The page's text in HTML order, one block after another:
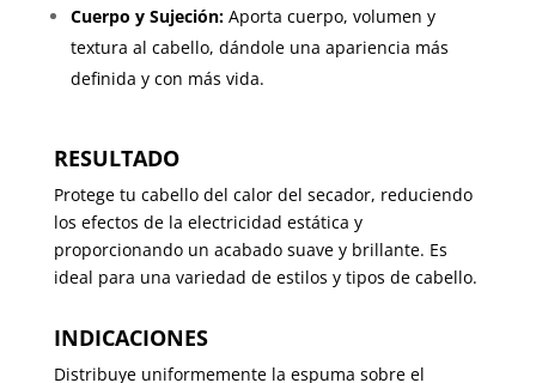
Cuerpo y Sujeción:Aporta cuerpo, volumen y
textura al cabello, dándole una apariencia más
definida y con más vida.
RESULTADO
Protege tu cabello del calor del secador, reduciendo
los efectos de la electricidad estática y
proporcionando un acabado suave y brillante. Es
ideal para una variedad de estilos y tipos de cabello.
INDICACIONES
Distribuye uniformemente la espuma sobre el